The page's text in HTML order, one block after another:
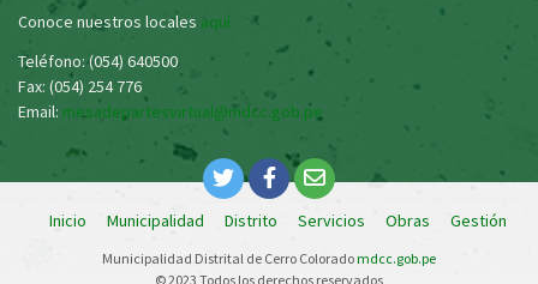
Conoce nuestros locales aquí
Teléfono: (054) 640500
Fax: (054) 254 776
Email: mesadepartesvirtual@mdcc.gob.pe
Inicio Municipalidad Distrito Servicios Obras Gestión
Municipalidad Distrital de Cerro Coloradomdcc.gob.pe
© 2023 Todos los derechos reservados